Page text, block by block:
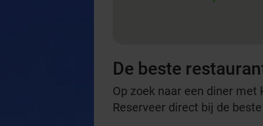
De beste
Op zoek naar een diner
Reserveer direct bij de